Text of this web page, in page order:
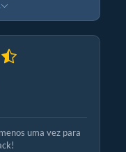
uma vez para